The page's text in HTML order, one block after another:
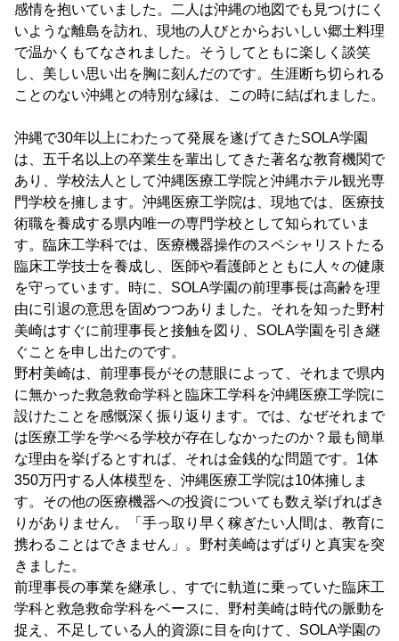
感情を抱いていました。二人は沖縄の地図でも見つけにく
いような離島を訪れ、現地の人びとからおいしい郷土料理
で温かくもてなされました。そうしてともに楽しく談笑
し、美しい思い出を胸に刻んだのです。生涯断ち切られる
ことのない沖縄との特別な縁は、この時に結ばれました。
沖縄で30年以上にわたって発展を遂げてきたSOLA学園
は、五千名以上の卒業生を輩出してきた著名な教育機関で
あり、学校法人として沖縄医療工学院と沖縄ホテル観光専
門学校を擁します。沖縄医療工学院は、現地では、医療技
術職を養成する県内唯一の専門学校として知られていま
す。臨床工学科では、医療機器操作のスペシャリストたる
臨床工学技士を養成し、医師や看護師とともに人々の健康
を守っています。時に、SOLA学園の前理事長は高齢を理
由に引退の意思を固めつつありました。それを知った野村
美崎はすぐに前理事長と接触を図り、SOLA学園を引き継
ぐことを申し出たのです。
野村美崎は、前理事長がその慧眼によって、それまで県内
に無かった救急救命学科と臨床工学科を沖縄医療工学院に
設けたことを感慨深く振り返ります。では、なぜそれまで
は医療工学を学べる学校が存在しなかったのか？最も簡単
な理由を挙げるとすれば、それは金銭的な問題です。1体
350万円する人体模型を、沖縄医療工学院は10体擁しま
す。その他の医療機器への投資についても数え挙げればき
りがありません。「手っ取り早く稼ぎたい人間は、教育に
携わることはできません」。野村美崎はずばりと真実を突
きました。
前理事長の事業を継承し、すでに軌道に乗っていた臨床工
学科と救急救命学科をベースに、野村美崎は時代の脈動を
捉え、不足している人的資源に目を向けて、SOLA学園の